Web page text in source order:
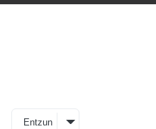
Entzun